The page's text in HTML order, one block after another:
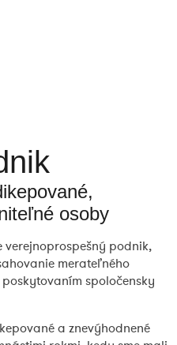
osoby
verejnoprospešný podnik,
merateľného
spoločensky
a znevýhodnené